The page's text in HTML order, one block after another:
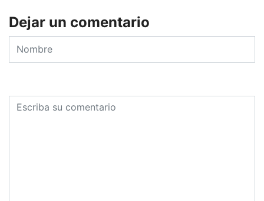
Dejar un comentario